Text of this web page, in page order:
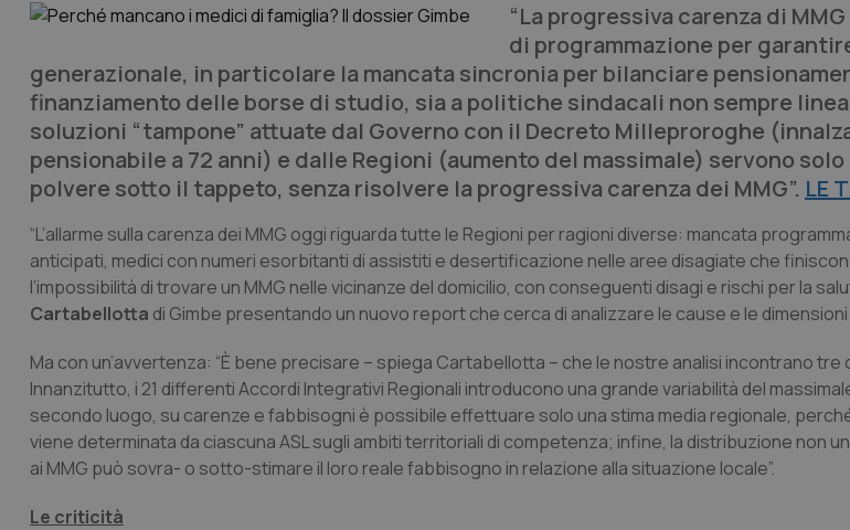
“La progressiva carenza di
di programmazione per
generazionale, in particolare la mancata sincronia per bilanciare
finanziamento delle borse di studio, sia a politiche sindacali non sempre
soluzioni “tampone” attuate dal Governo con il Decreto Milleproroghe
pensionabile a 72 anni) e dalle Regioni (aumento del massimale) servono
polvere sotto il tappeto, senza risolvere la progressiva carenza dei MMG”. LE
“L’allarme sulla carenza dei MMG oggi riguarda tutte le Regioni per ragioni diverse: mancata
anticipati, medici con numeri esorbitanti di assistiti e desertificazione nelle aree disagiate che
l’impossibilità di trovare un MMG nelle vicinanze del domicilio, con conseguenti disagi e rischi per la
Cartabellotta di Gimbe presentando un nuovo report che cerca di analizzare le cause e le
Ma con un’avvertenza: “È bene precisare – spiega Cartabellotta – che le nostre analisi incontrano tre
Innanzitutto, i 21 differenti Accordi Integrativi Regionali introducono una grande variabilità del
secondo luogo, su carenze e fabbisogni è possibile effettuare solo una stima media regionale,
viene determinata da ciascuna ASL sugli ambiti territoriali di competenza; infine, la distribuzione non
ai MMG può sovra- o sotto-stimare il loro reale fabbisogno in relazione alla situazione locale”.
Le criticità